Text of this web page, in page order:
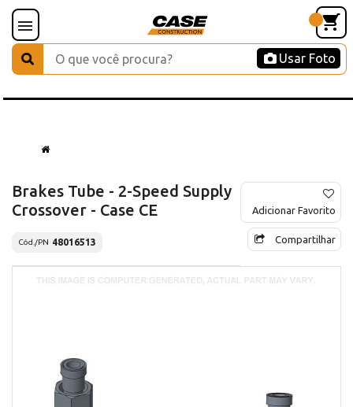
Usar Foto
Brakes Tube - 2-Speed Supply
Crossover - Case CE
Cód./PN 48016513
Adicionar Favorito
Compartilhar